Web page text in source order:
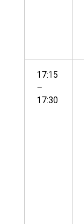
17:15
–
17:30